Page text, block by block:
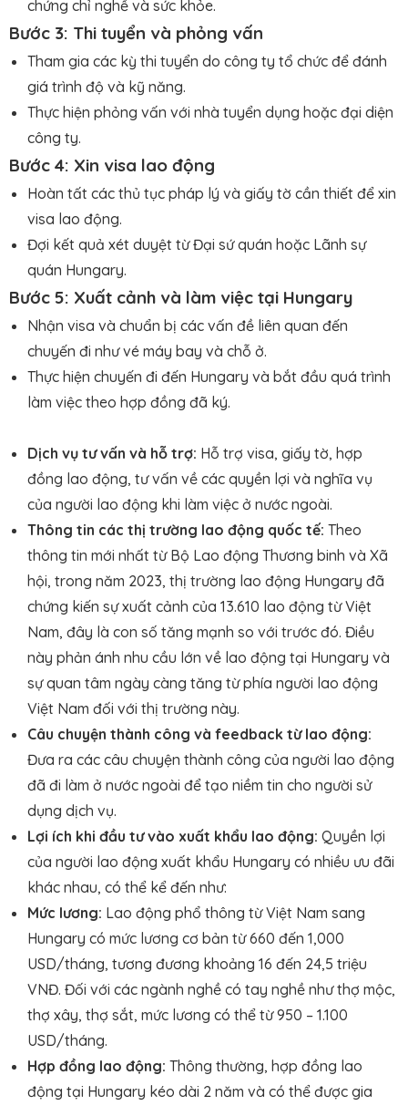
chứng chỉ nghề và sức khỏe.
Bước 3: Thi tuyển và phỏng vấn
Tham gia các kỳ thi tuyển do công ty tổ chức để đánh
giá trình độ và kỹ năng.
Thực hiện phỏng vấn với nhà tuyển dụng hoặc đại diện
công ty.
Bước 4: Xin visa lao động
Hoàn tất các thủ tục pháp lý và giấy tờ cần thiết để xin
visa lao động.
Đợi kết quả xét duyệt từ Đại sứ quán hoặc Lãnh sự
quán Hungary.
Bước 5: Xuất cảnh và làm việc tại Hungary
Nhận visa và chuẩn bị các vấn đề liên quan đến
chuyến đi như vé máy bay và chỗ ở.
Thực hiện chuyến đi đến Hungary và bắt đầu quá trình
làm việc theo hợp đồng đã ký.
Dịch vụ tư vấn và hỗ trợ: Hỗ trợ visa, giấy tờ, hợp
đồng lao động, tư vấn về các quyền lợi và nghĩa vụ
của người lao động khi làm việc ở nước ngoài.
Thông tin các thị trường lao động quốc tế: Theo
thông tin mới nhất từ Bộ Lao động Thương binh và Xã
hội, trong năm 2023, thị trường lao động Hungary đã
chứng kiến sự xuất cảnh của 13.610 lao động từ Việt
Nam, đây là con số tăng mạnh so với trước đó. Điều
này phản ánh nhu cầu lớn về lao động tại Hungary và
sự quan tâm ngày càng tăng từ phía người lao động
Việt Nam đối với thị trường này.
Câu chuyện thành công và feedback từ lao động:
Đưa ra các câu chuyện thành công của người lao động
đã đi làm ở nước ngoài để tạo niềm tin cho người sử
dụng dịch vụ.
Lợi ích khi đầu tư vào xuất khẩu lao động: Quyền lợi
của người lao động xuất khẩu Hungary có nhiều ưu đãi
khác nhau, có thể kể đến như:
Mức lương: Lao động phổ thông từ Việt Nam sang
Hungary có mức lương cơ bản từ 660 đến 1,000
USD/tháng, tương đương khoảng 16 đến 24,5 triệu
VNĐ. Đối với các ngành nghề có tay nghề như thợ mộc,
thợ xây, thợ sắt, mức lương có thể từ 950 – 1.100
USD/tháng.
Hợp đồng lao động: Thông thường, hợp đồng lao
động tại Hungary kéo dài 2 năm và có thể được gia